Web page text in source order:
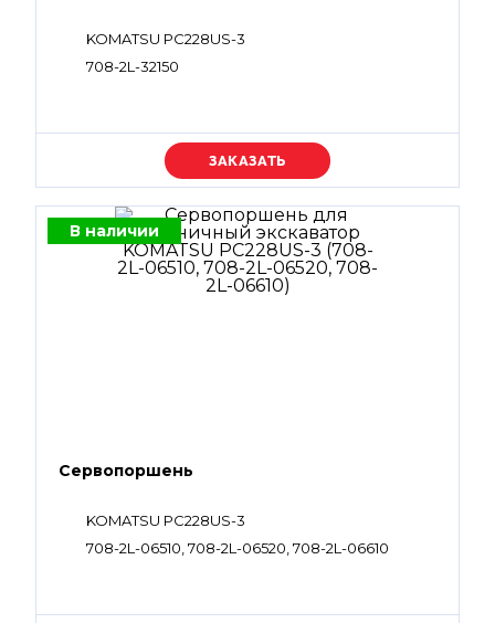
KOMATSU PC228US-3
708-2L-32150
Уточняйте цену
В наличии
Сервопоршень
KOMATSU PC228US-3
708-2L-06510, 708-2L-06520, 708-2L-06610